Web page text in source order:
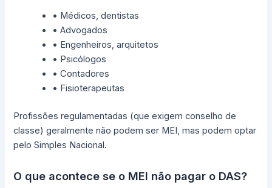
• Médicos, dentistas
• Advogados
• Engenheiros, arquitetos
• Psicólogos
• Contadores
• Fisioterapeutas
Profissões regulamentadas (que exigem conselho de
classe) geralmente não podem ser MEI, mas podem optar
pelo Simples Nacional.
O que acontece se o MEI não pagar o DAS?